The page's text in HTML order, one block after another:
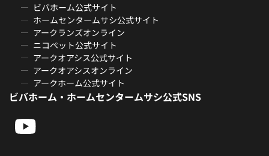
ビバホーム公式サイト
ホームセンタームサシ公式サイト
アークランズオンライン
ニコペット公式サイト
アークオアシス公式サイト
アークオアシスオンライン
アークホーム公式サイト
ビバホーム・ホームセンタームサシ公式SNS